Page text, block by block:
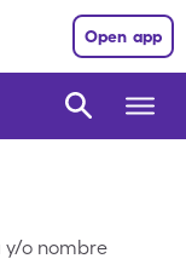
Open app
o nombre